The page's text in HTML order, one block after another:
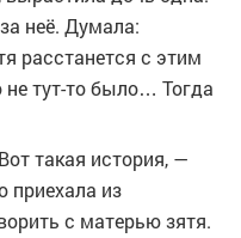
неё. Думала:
расстанется с этим
тут-то было… Тогда
такая история, —
приехала из
с матерью зятя.